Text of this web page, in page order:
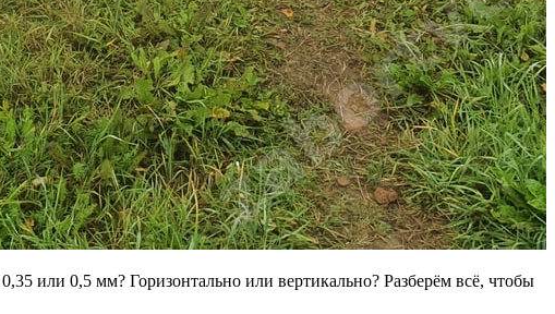
или 0,5 мм? Горизонтально или вертикально? Разберём всё, чтобы